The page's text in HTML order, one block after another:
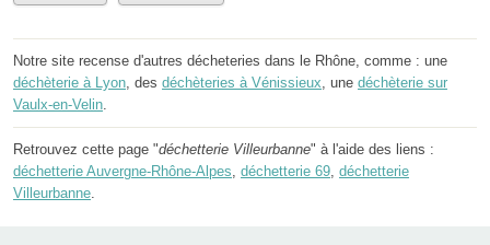
Notre site recense d'autres décheteries dans le Rhône, comme : une
déchèterie à Lyon , des déchèteries à Vénissieux , une déchèterie sur
Vaulx-en-Velin
Retrouvez cette page "déchetterie Villeurbanne" à l'aide des liens :
déchetterie Auvergne-Rhône-Alpes déchetterie 69 déchetterie
Villeurbanne